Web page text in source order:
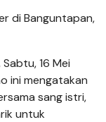
di Banguntapan,
16 Mei
ini mengatakan
sang istri,
untuk